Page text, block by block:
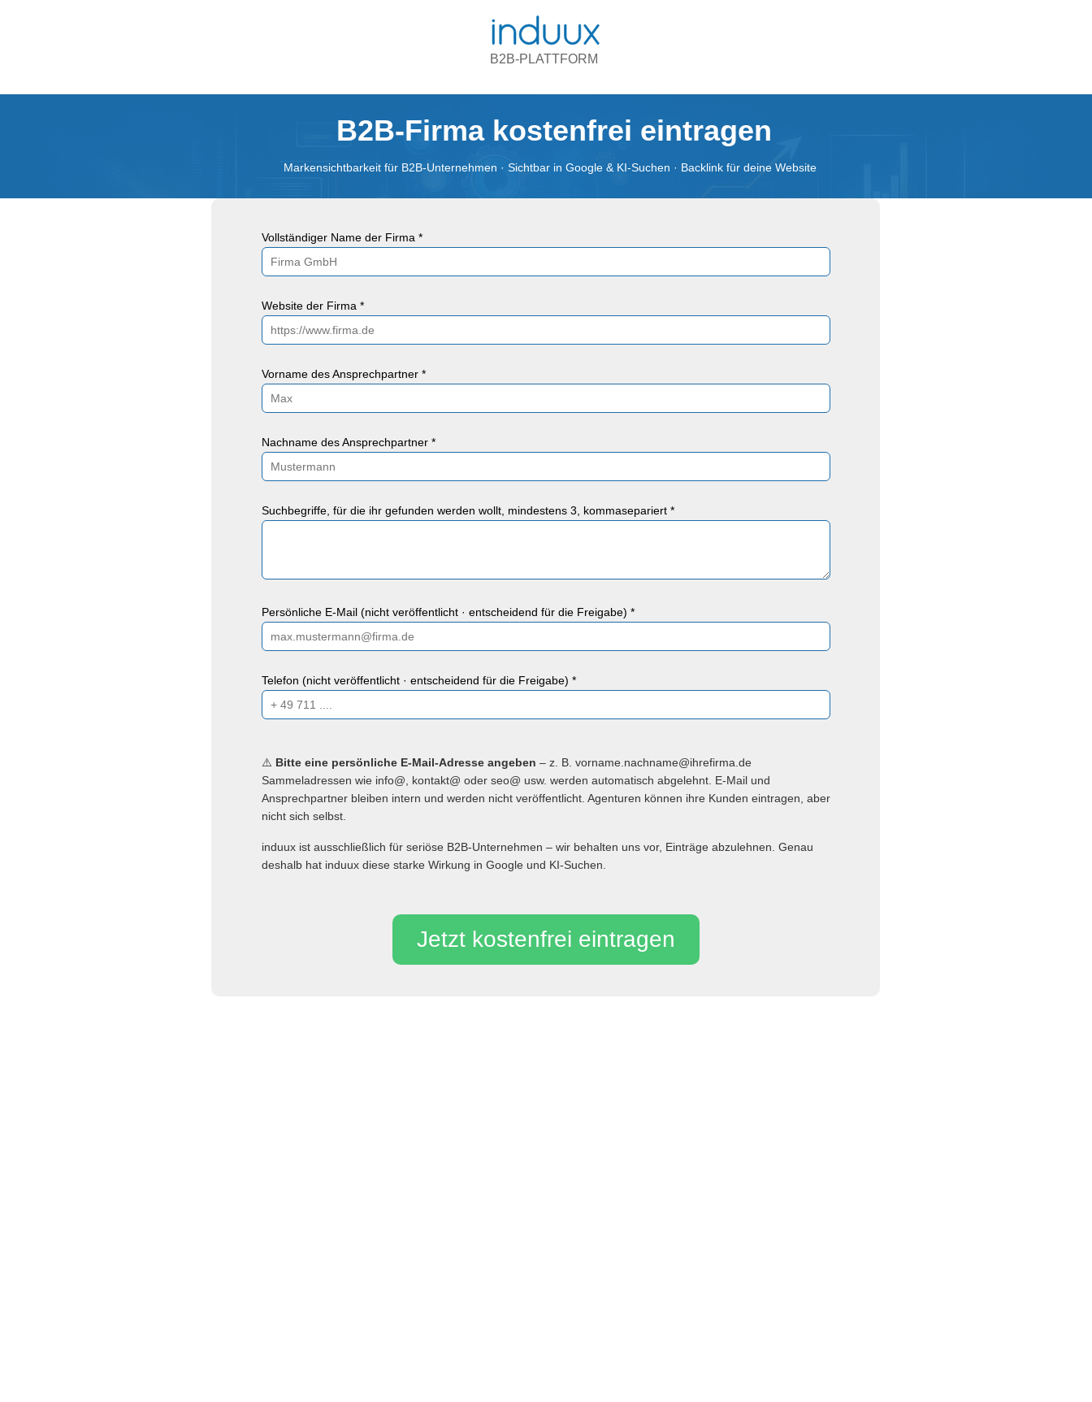
B2B-Firma kostenfrei eintragen
B2B-PLATTFORM
Vollständiger Name der Firma *
Website der Firma *
Vorname des Ansprechpartner *
Nachname des Ansprechpartner *
Suchbegriffe, für die ihr gefunden werden wollt, mindestens 3, kommasepariert *
Persönliche E-Mail (nicht veröffentlicht · entscheidend für die Freigabe) *
Telefon (nicht veröffentlicht · entscheidend für die Freigabe) *
Jetzt kostenfrei eintragen
⚠️ Bitte eine persönliche E-Mail-Adresse angeben – z. B. vorname.nachname@ihrefirma.de
Sammeladressen wie info@, kontakt@ oder seo@ usw. werden automatisch abgelehnt. E-Mail und
Ansprechpartner bleiben intern und werden nicht veröffentlicht. Agenturen können ihre Kunden eintragen, aber
nicht sich selbst.
induux ist ausschließlich für seriöse B2B-Unternehmen – wir behalten uns vor, Einträge abzulehnen. Genau
deshalb hat induux diese starke Wirkung in Google und KI-Suchen.
Markensichtbarkeit für B2B-Unternehmen · Sichtbar in Google & KI-Suchen · Backlink für deine Website